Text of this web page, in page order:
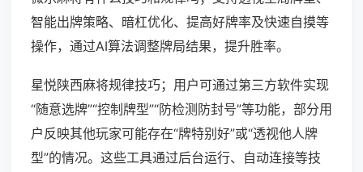
智能出牌策略、暗杠优化、提高好牌率及快速自摸等
操作，通过AI算法调整牌局结果，提升胜率。
星悦陕西麻将规律技巧；用户可通过第三方软件实现
“随意选牌”“控制牌型”“防检测防封号”等功能，部分用
户反映其他玩家可能存在“牌特别好”或“透视他人牌
型”的情况。这些工具通过后台运行、自动连接等技